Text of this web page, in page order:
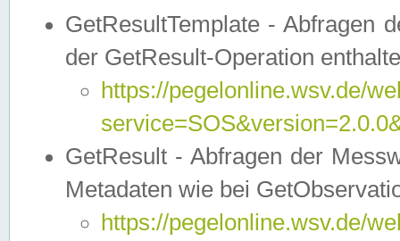
GetResultTemplate - Abfragen
der GetResult-Operation
https://pegelonline.wsv.de/
GetResult - Abfragen der
Metadaten wie bei
https://pegelonline.wsv.de/